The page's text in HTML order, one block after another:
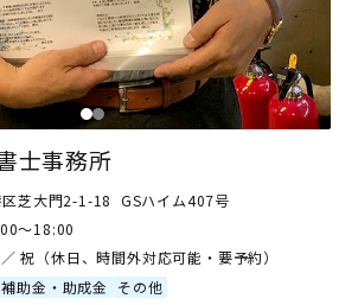
士事務所
区芝大門2-1-18 GSハイム407号
～18:00
祝（休日、時間外対応可能・要予約）
補助金・助成金 その他